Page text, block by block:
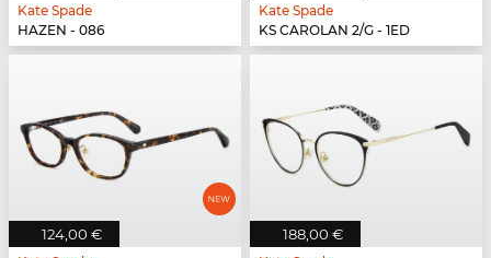
Kate Spade
HAZEN - 086
Kate Spade
KS CAROLAN 2/G - 1ED
124,00 € 188,00 €